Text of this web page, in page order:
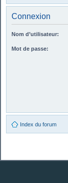
Connexion
Nom d’utilisateur:
Mot de passe:
Index du forum